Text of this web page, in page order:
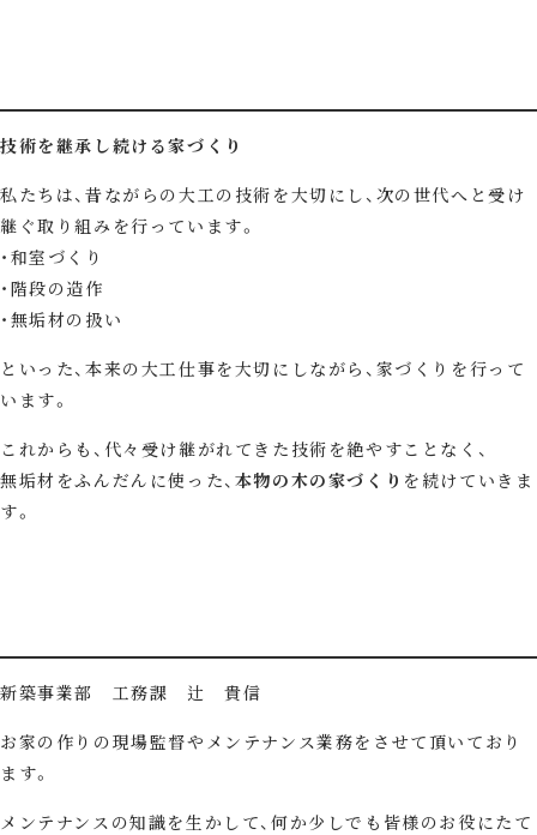
技術を継承し続ける家づくり
私たちは、昔ながらの大工の技術を大切にし、次の世代へと受け
継ぐ取り組みを行っています。
和室づくり
階段の造作
無垢材の扱い
といった、本来の大工仕事を大切にしながら、家づくりを行って
います。
これからも、代々受け継がれてきた技術を絶やすことなく、
無垢材をふんだんに使った、 本物の木の家づくり を続けていきま
す。
新築事業部 工務課 辻 貴信
お家の作りの現場監督やメンテナンス業務をさせて頂いており
ます。
メンテナンスの知識を生かして、何か少しでも皆様のお役にたて